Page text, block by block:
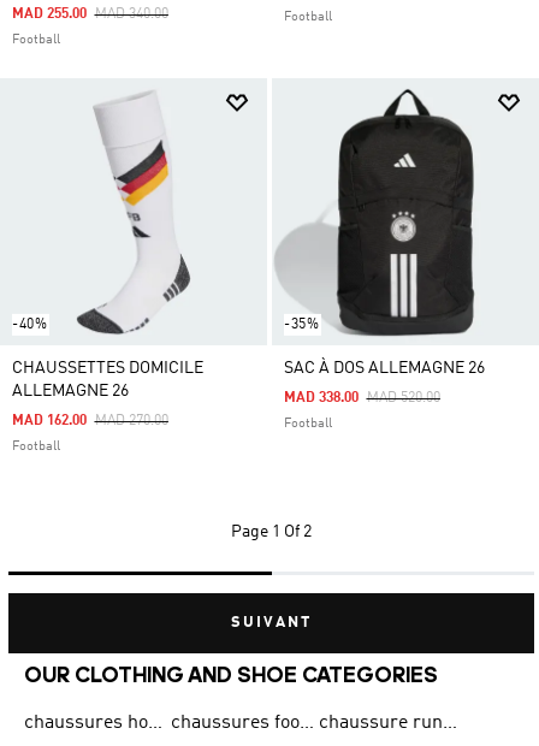
Price Reduced From
MAD 340.00To
MAD 255.00
Football
Football
-40%
CHAUSSETTES DOMICILE
ALLEMAGNE 26
Price Reduced From
MAD 270.00To
MAD 162.00
Football
-35%
SAC À DOS ALLEMAGNE 26
Price Reduced From
MAD 520.00To
MAD 338.00
Football
Page 1 Of 2
SUIVANT
OUR CLOTHING AND SHOE CATEGORIES
chaussures homme adidas original chaussures football adidas
chaussure running homme